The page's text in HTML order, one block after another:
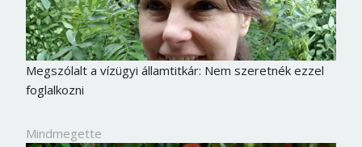
Megszólalt a vízügyi államtitkár: Nem szeretnék ezzel
foglalkozni
Mindmegette